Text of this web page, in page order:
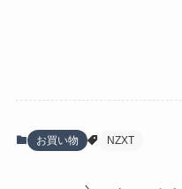
お買い物 NZXT